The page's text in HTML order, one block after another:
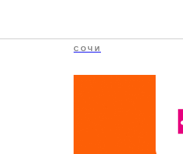
Летний
СОЧИ